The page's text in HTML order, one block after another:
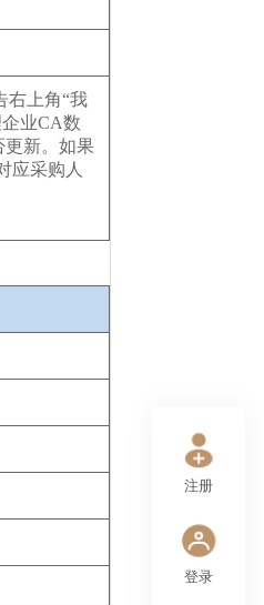
右上角“我
业CA数
更新。如果
应采购人
注册
登录